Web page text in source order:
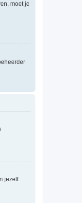
moet je
jezelf.